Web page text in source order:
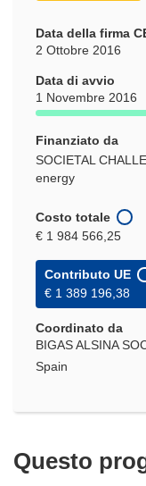
Data della firma
2 Ottobre 2016
Data di avvio
1 Novembre 2016
Finanziato da
SOCIETAL
energy
Costo totale
€ 1 984 566,25
Contributo UE
€ 1 389 196,38
Coordinato da
BIGAS ALSINA
Spain
Questo